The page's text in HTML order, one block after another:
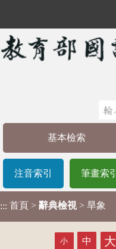
基本檢索
注音索引 筆畫索引
::: 首頁 > 辭典檢視 > 旱象
小 中 大